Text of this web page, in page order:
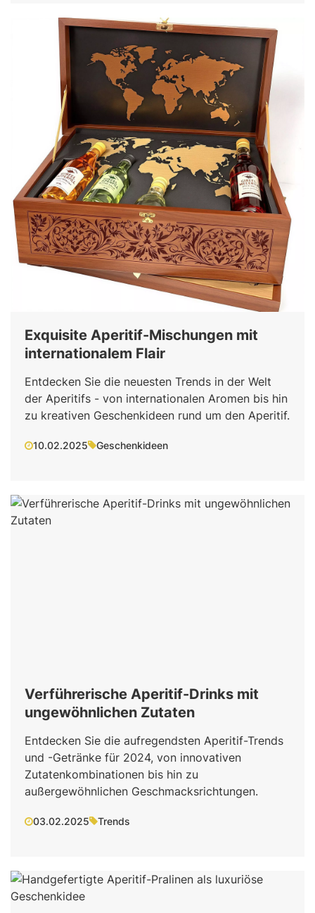
Exquisite Aperitif-Mischungen mit
internationalem Flair
Entdecken Sie die neuesten Trends in der Welt
der Aperitifs - von internationalen Aromen bis hin
zu kreativen Geschenkideen rund um den Aperitif.
10.02.2025 Geschenkideen
Verführerische Aperitif-Drinks mit
ungewöhnlichen Zutaten
Entdecken Sie die aufregendsten Aperitif-Trends
und -Getränke für 2024, von innovativen
Zutatenkombinationen bis hin zu
außergewöhnlichen Geschmacksrichtungen.
03.02.2025 Trends